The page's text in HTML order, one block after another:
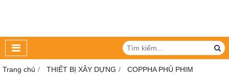
Trang chủ THIẾT BỊ XÂY DỰNG
COPPHA PHỦ PHIM